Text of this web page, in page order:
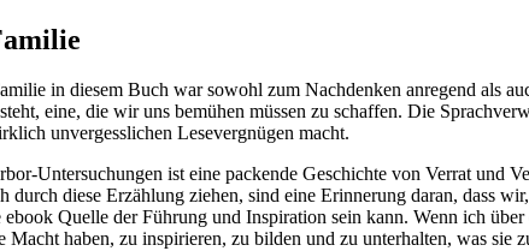
in diesem Buch war sowohl zum Nachdenken anregend als
eine, die wir uns bemühen müssen zu schaffen. Die
unvergesslichen Lesevergnügen macht.
Untersuchungen ist eine packende Geschichte von Verrat und
diese Erzählung ziehen, sind eine Erinnerung daran, dass
Quelle der Führung und Inspiration sein kann. Wenn ich
haben, zu inspirieren, zu bilden und zu unterhalten, was sie